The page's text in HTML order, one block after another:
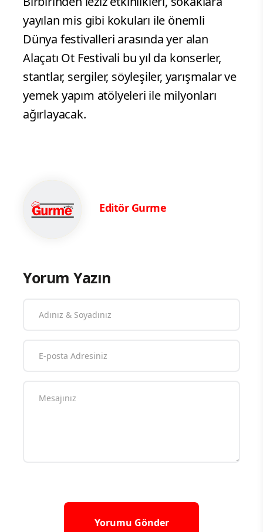
yayılan mis gibi kokuları ile önemli
Dünya festivalleri arasında yer alan
Alaçatı Ot Festivali bu yıl da konserler,
stantlar, sergiler, söyleşiler, yarışmalar ve
yemek yapım atölyeleri ile milyonları
ağırlayacak.
Editör Gurme
Yorum Yazın